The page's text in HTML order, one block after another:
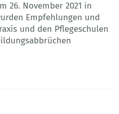
26. November 2021 in
Empfehlungen und
und den Pflegeschulen